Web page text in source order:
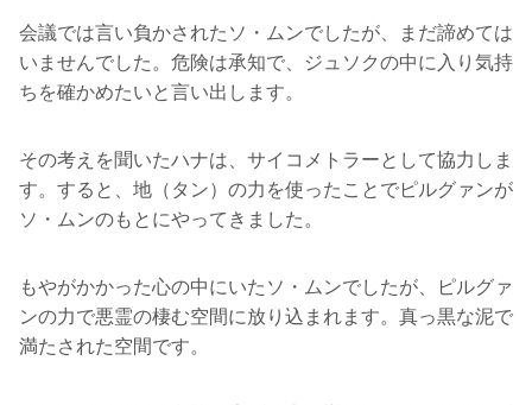
会議では言い負かされたソ・ムンでしたが、まだ諦めては
いませんでした。危険は承知で、ジュソクの中に入り気持
ちを確かめたいと言い出します。
その考えを聞いたハナは、サイコメトラーとして協力しま
す。すると、地（タン）の力を使ったことでピルグァンが
ソ・ムンのもとにやってきました。
もやがかかった心の中にいたソ・ムンでしたが、ピルグァ
ンの力で悪霊の棲む空間に放り込まれます。真っ黒な泥で
満たされた空間です。